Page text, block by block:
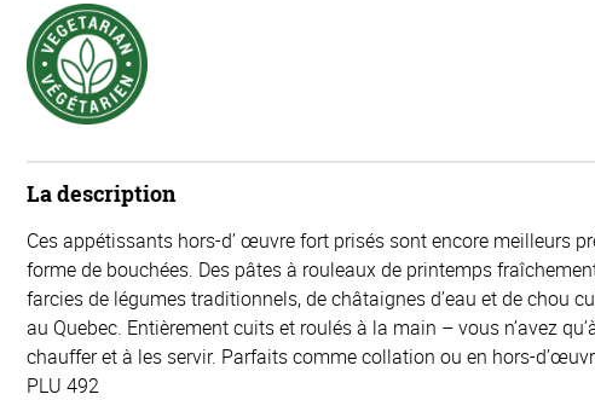
La description
Ces appétissants hors-d’ œuvre fort prisés sont encore meilleurs
forme de bouchées. Des pâtes à rouleaux de printemps
farcies de légumes traditionnels, de châtaignes d’eau et de chou
au Quebec. Entièrement cuits et roulés à la main – vous n’avez
chauffer et à les servir. Parfaits comme collation ou en hors-
PLU 492